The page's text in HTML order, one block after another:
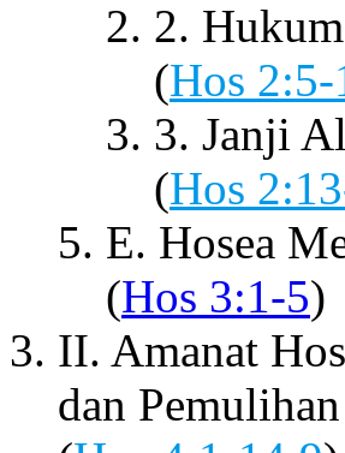
2.
(Hos 2:5-
3. Janji
(Hos
E. Hosea
(Hos 3:1-5)
II. Amanat
dan